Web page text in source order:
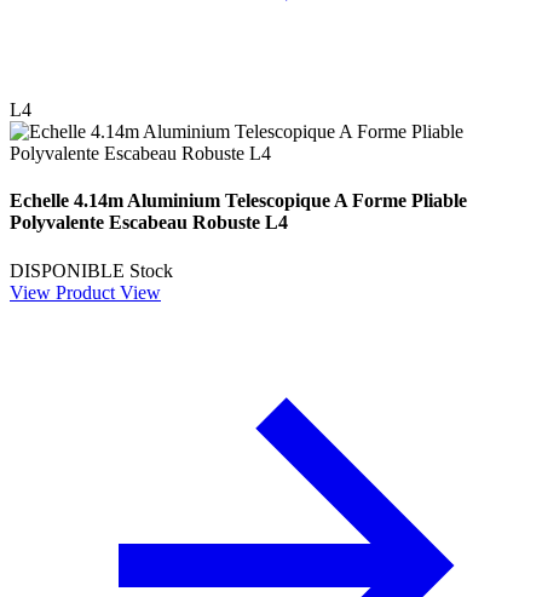
L4
Echelle 4.14m Aluminium Telescopique A Forme Pliable
Polyvalente Escabeau Robuste L4
DISPONIBLE Stock
View Product View